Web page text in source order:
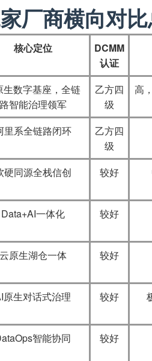
厂商横向对
核心定位
DCMM
认证
生数字基座，全链
路智能治理领军
乙方四
级
高
里系全链路闭环
乙方四
级
硬同源全栈信创 较好
Data+AI一体化 较好
云原生湖仓一体 较好
原生对话式治理 较好
智能协同 较好